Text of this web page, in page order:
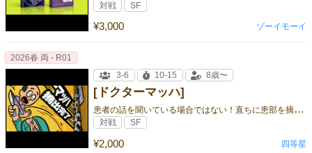
¥3,000
対戦 SF
ゾーイモーイ
[ドクターマッハ]
患
者の話を聞いている場合ではない！直ちに患部を摘出せよ！
¥2,000
2026春 両 - R01
3-6
10-15 8歳〜
対戦 SF
四等星